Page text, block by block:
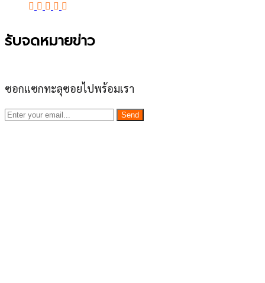
รับจดหมายข่าว
ซอกแซกทะลุซอยไปพร้อมเรา
Send